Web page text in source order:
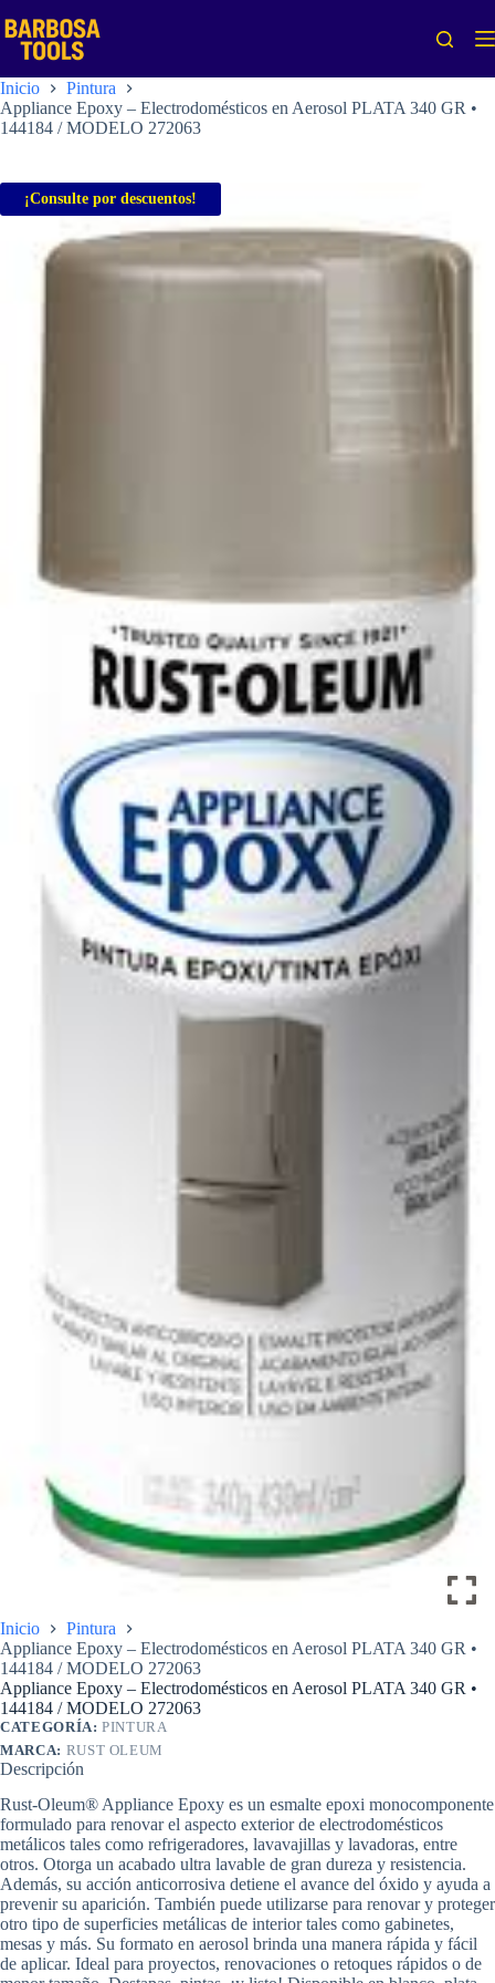
al
contenido
Inicio
Pintura
Appliance Epoxy – Electrodomésticos en Aerosol PLATA 340 GR •
144184 / MODELO 272063
¡Consulte por descuentos!
Inicio
Pintura
Appliance Epoxy – Electrodomésticos en Aerosol PLATA 340 GR •
144184 / MODELO 272063
Appliance Epoxy – Electrodomésticos en Aerosol PLATA 340 GR •
144184 / MODELO 272063
CATEGORÍA:PINTURA
MARCA: RUST OLEUM
Descripción
Rust-Oleum® Appliance Epoxy es un esmalte epoxi monocomponente
formulado para renovar el aspecto exterior de electrodomésticos
metálicos tales como refrigeradores, lavavajillas y lavadoras, entre
otros. Otorga un acabado ultra lavable de gran dureza y resistencia.
Además, su acción anticorrosiva detiene el avance del óxido y ayuda a
prevenir su aparición. También puede utilizarse para renovar y proteger
otro tipo de superficies metálicas de interior tales como gabinetes,
mesas y más. Su formato en aerosol brinda una manera rápida y fácil
de aplicar. Ideal para proyectos, renovaciones o retoques rápidos o de